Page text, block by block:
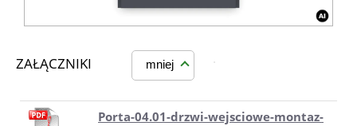
ZAŁĄCZNIKI mniej
Porta-04.01-drzwi-wejsciowe-montaz-